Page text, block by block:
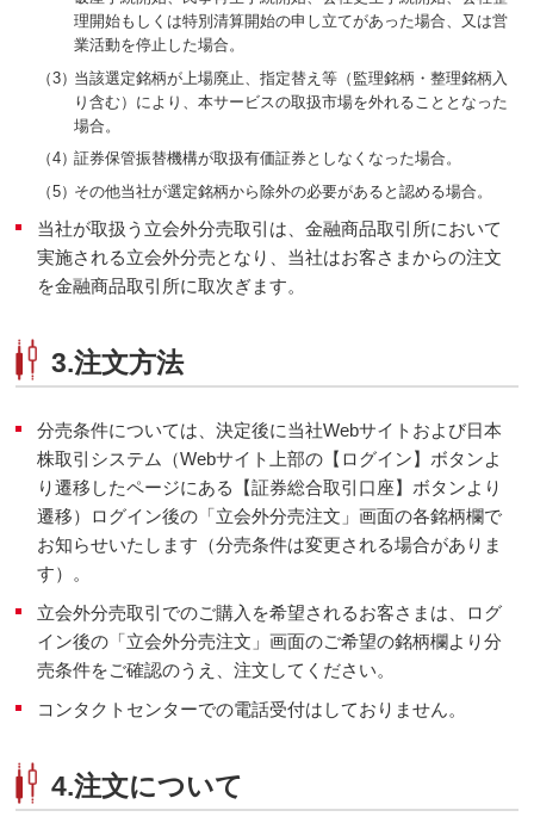
理開始もしくは特別清算開始の申し立てがあった場合、又は営
業活動を停止した場合。
（3）当該選定銘柄が上場廃止、指定替え等（監理銘柄・整理銘柄入
り含む）により、本サービスの取扱市場を外れることとなった
場合。
（4）証券保管振替機構が取扱有価証券としなくなった場合。
（5）その他当社が選定銘柄から除外の必要があると認める場合。
当社が取扱う立会外分売取引は、金融商品取引所において
実施される立会外分売となり、当社はお客さまからの注文
を金融商品取引所に取次ぎます。
3.注文方法
分売条件については、決定後に当社Webサイトおよび日本
株取引システム（Webサイト上部の【ログイン】ボタンよ
り遷移したページにある【証券総合取引口座】ボタンより
遷移）ログイン後の「立会外分売注文」画面の各銘柄欄で
お知らせいたします（分売条件は変更される場合がありま
す）。
立会外分売取引でのご購入を希望されるお客さまは、ログ
イン後の「立会外分売注文」画面のご希望の銘柄欄より分
売条件をご確認のうえ、注文してください。
コンタクトセンターでの電話受付はしておりません。
4.注文について